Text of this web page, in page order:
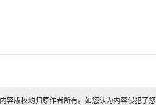
容版权均归原作者所有。如您认为内容侵犯了您